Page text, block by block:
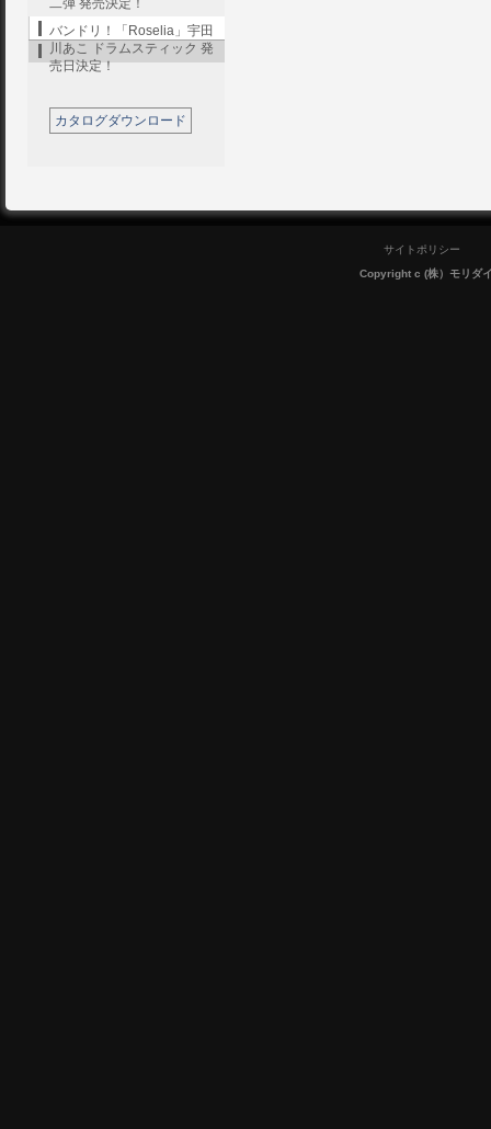
二弾 発売決定！
バンドリ！「Roselia」宇田
川あこ ドラムスティック 発
売日決定！
カタログダウンロード
サイトポリシー
Copyright c (株）モリダ